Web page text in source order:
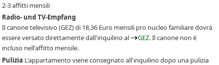
2-3 affitti mensili
Radio- und TV-Empfang
Il canone televisivo(GEZ)di 18,36 Euro mensili pro nucleo familiare dovrá
essere versato direttamente dall'inquilino al
GEZ. Il canone non é
incluso nell'affitto mensile.
Pulizia L'appartamento viene consegnato all'inquilino dopo una pulizia